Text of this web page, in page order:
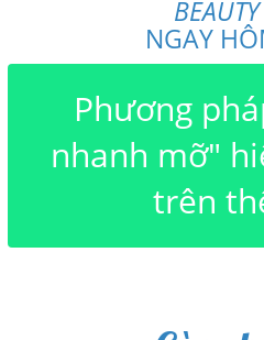
NGAY
Phương
nhanh mỡ"
trên